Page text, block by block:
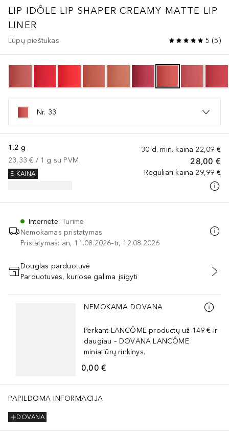
LIP IDÔLE LIP SHAPER CREAMY MATTE LIP
LINER
Lūpų pieštukas 5 (5)
Nr. 33
30 d. min. kaina 22,09 €
28,00 €
Reguliari kaina 29,99 €
1.2 g
23,33 € / 1 g su PVM
E-KAINA
Internete:Turime
Nemokamas pristatymas
Pristatymas: an, 11.08.2026–tr, 12.08.2026
PRIDĖTI Į KREPŠELĮ
Douglas parduotuvė
Parduotuvės, kuriose galima įsigyti
Praleisti slankiklį
NEMOKAMA DOVANA
Perkant LANCÔME productų už 149 € ir
daugiau – DOVANA LANCÔME
miniatiūrų rinkinys.
0,00 €
PAPILDOMA INFORMACIJA
DOVANA